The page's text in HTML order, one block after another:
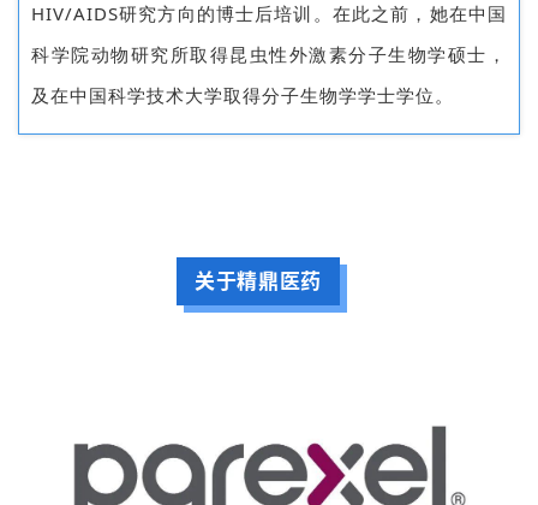
HIV/AIDS研究方向的博士后培训。在此之前，她在中国
科学院动物研究所取得昆虫性外激素分子生物学硕士，
及在中国科学技术大学取得分子生物学学士学位。
关于精鼎医药